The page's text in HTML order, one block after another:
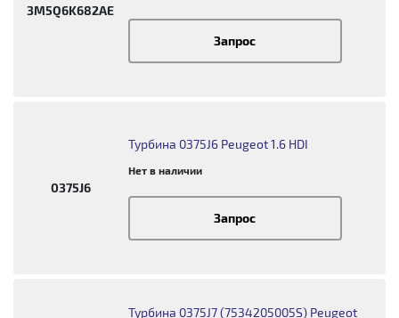
3M5Q6K682AE
Запрос
0375J6
Турбина 0375J6 Peugeot 1.6 HDI
Нет в наличии
Запрос
Турбина 0375J7 (7534205005S) Peugeot